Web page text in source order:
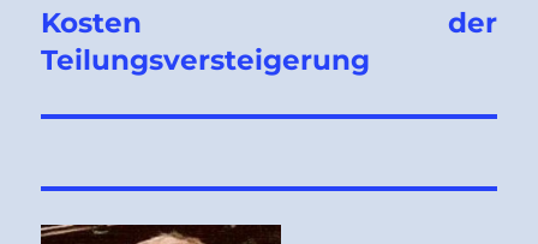
Nächster
Beitrag:
Kosten der
Teilungsversteigerung